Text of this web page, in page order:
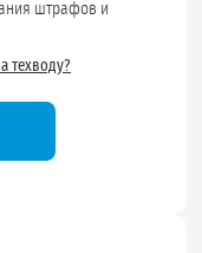
штрафов и
техводу?